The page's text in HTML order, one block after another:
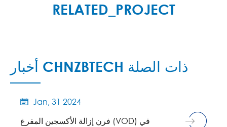
RELATED_PROJECT
أخبار CHNZBTECH ذات الصلة

Jan, 31 2024
فرن إزالة الأكسجين المفرغ (VOD) في